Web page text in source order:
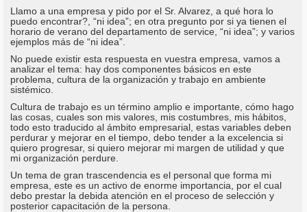
Llamo a una empresa y pido por el Sr. Alvarez, a qué hora lo
puedo encontrar?, “ni idea”; en otra pregunto por si ya tienen el
horario de verano del departamento de service, “ni idea”; y varios
ejemplos más de “ni idea”.
No puede existir esta respuesta en vuestra empresa, vamos a
analizar el tema: hay dos componentes básicos en este
problema, cultura de la organización y trabajo en ambiente
sistémico.
Cultura de trabajo es un término amplio e importante, cómo hago
las cosas, cuales son mis valores, mis costumbres, mis hábitos,
todo esto traducido al ámbito empresarial, estas variables deben
perdurar y mejorar en el tiempo, debo tender a la excelencia si
quiero progresar, si quiero mejorar mi margen de utilidad y que
mi organización perdure.
Un tema de gran trascendencia es el personal que forma mi
empresa, este es un activo de enorme importancia, por el cual
debo prestar la debida atención en el proceso de selección y
posterior capacitación de la persona.